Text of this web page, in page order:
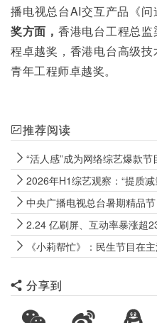
播电视总台AI交互产品《问
奖方面， 香港电台工程总
程卓越奖，香港电台高级
青年工程师卓越奖。
推荐阅读
“活人感”成为网络综艺爆款节
2026年H1综艺观察：“提质减量”
中央广播电视总台暑期精品
2.24 亿刷屏、互动率暴涨超
《小莉帮忙》：民生节目在主
分享到